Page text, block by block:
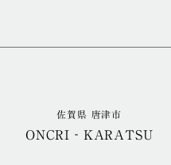
佐賀県 唐津市
ONCRI‐KARATSU